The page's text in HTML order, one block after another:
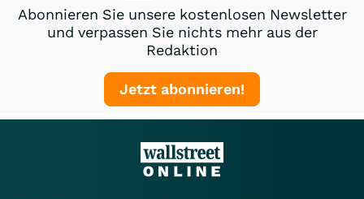
Abonnieren Sie unsere kostenlosen Newsletter
und verpassen Sie nichts mehr aus der
Redaktion
Jetzt abonnieren!